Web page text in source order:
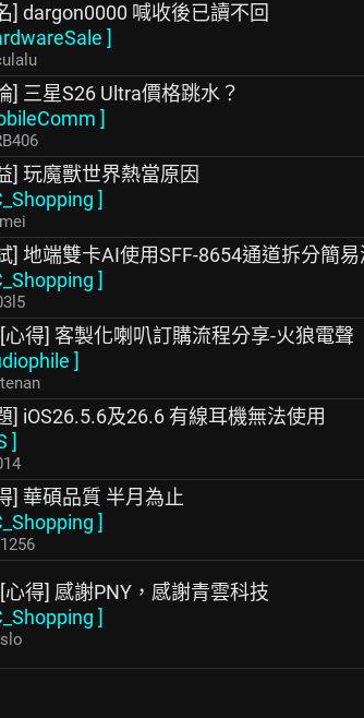
] dargon0000 喊收後已讀不回
]
] 三星S26 Ultra價格跳水？
]
] 玩魔獸世界熱當原因
]
] 地端雙卡AI使用SFF-8654通道拆分簡
]
[心得] 客製化喇叭訂購流程分享-火狼電聲
]
] iOS26.5.6及26.6 有線耳機無法使用
]
] 華碩品質 半月為止
]
心得] 感謝PNY，感謝青雲科技
]